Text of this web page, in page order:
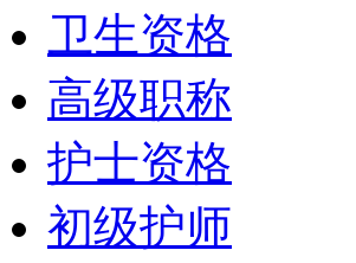
卫生资格
高级职称
护士资格
初级护师